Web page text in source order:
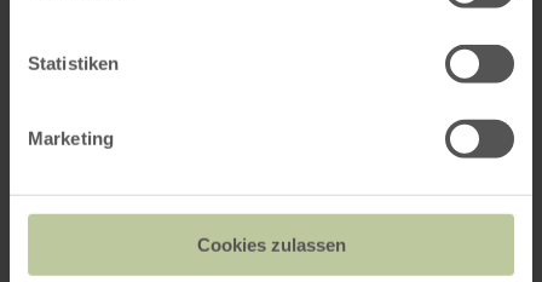
Statistiken
Marketing
Cookies zulassen
Impressionen